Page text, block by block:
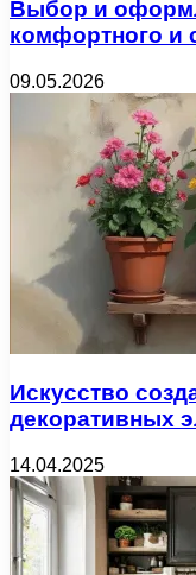
Выбор и
комфортного и
09.05.2026
Искусство
декоративных
14.04.2025